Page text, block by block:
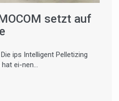
setzt auf
ips Intelligent Pelletizing
ei-nen...